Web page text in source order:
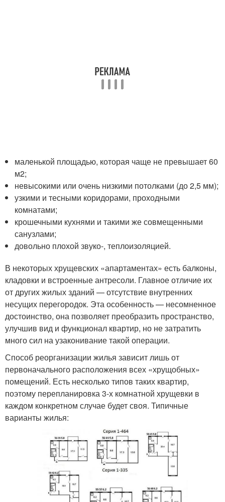
маленькой площадью, которая чаще не превышает 60
м2;
невысокими или очень низкими потолками (до 2,5 мм);
узкими и тесными коридорами, проходными
комнатами;
крошечными кухнями и такими же совмещенными
санузлами;
довольно плохой звуко-, теплоизоляцией.
В некоторых хрущевских «апартаментах» есть балконы,
кладовки и встроенные антресоли. Главное отличие их
от других жилых зданий — отсутствие внутренних
несущих перегородок. Эта особенность — несомненное
достоинство, она позволяет преобразить пространство,
улучшив вид и функционал квартир, но не затратить
много сил на узаконивание такой операции.
Способ реорганизации жилья зависит лишь от
первоначального расположения всех «хрущобных»
помещений. Есть несколько типов таких квартир,
поэтому перепланировка 3-х комнатной хрущевки в
каждом конкретном случае будет своя. Типичные
варианты жилья: